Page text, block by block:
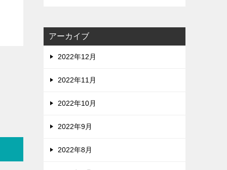
アーカイブ
2022年12月
2022年11月
2022年10月
2022年9月
2022年8月